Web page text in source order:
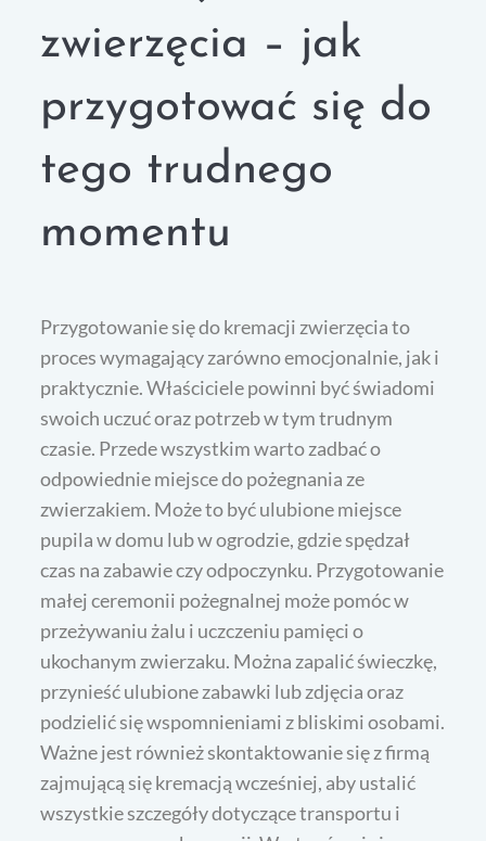
zwierzęcia – jak
przygotować się do
tego trudnego
momentu
Przygotowanie się do kremacji zwierzęcia to
proces wymagający zarówno emocjonalnie, jak i
praktycznie. Właściciele powinni być świadomi
swoich uczuć oraz potrzeb w tym trudnym
czasie. Przede wszystkim warto zadbać o
odpowiednie miejsce do pożegnania ze
zwierzakiem. Może to być ulubione miejsce
pupila w domu lub w ogrodzie, gdzie spędzał
czas na zabawie czy odpoczynku. Przygotowanie
małej ceremonii pożegnalnej może pomóc w
przeżywaniu żalu i uczczeniu pamięci o
ukochanym zwierzaku. Można zapalić świeczkę,
przynieść ulubione zabawki lub zdjęcia oraz
podzielić się wspomnieniami z bliskimi osobami.
Ważne jest również skontaktowanie się z firmą
zajmującą się kremacją wcześniej, aby ustalić
wszystkie szczegóły dotyczące transportu i